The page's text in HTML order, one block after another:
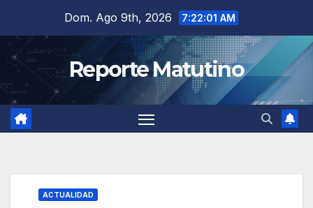
contenido
Dom. Ago 9th, 2026 7:22:03 AM
Reporte Matutino
ACTUALIDAD